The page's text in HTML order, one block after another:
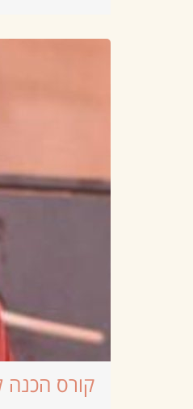
קורס הכנה